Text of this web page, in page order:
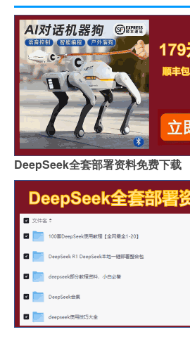
DeepSeek全套部署资料免费下载